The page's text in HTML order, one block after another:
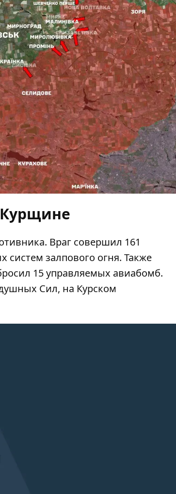
Враг совершил 161
систем залпового огня. Также
15 управляемых авиабомб.
Сил, на Курском